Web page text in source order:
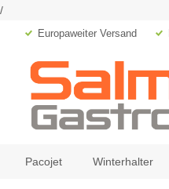
/
Europaweiter Versand
Pacojet Winterhalter